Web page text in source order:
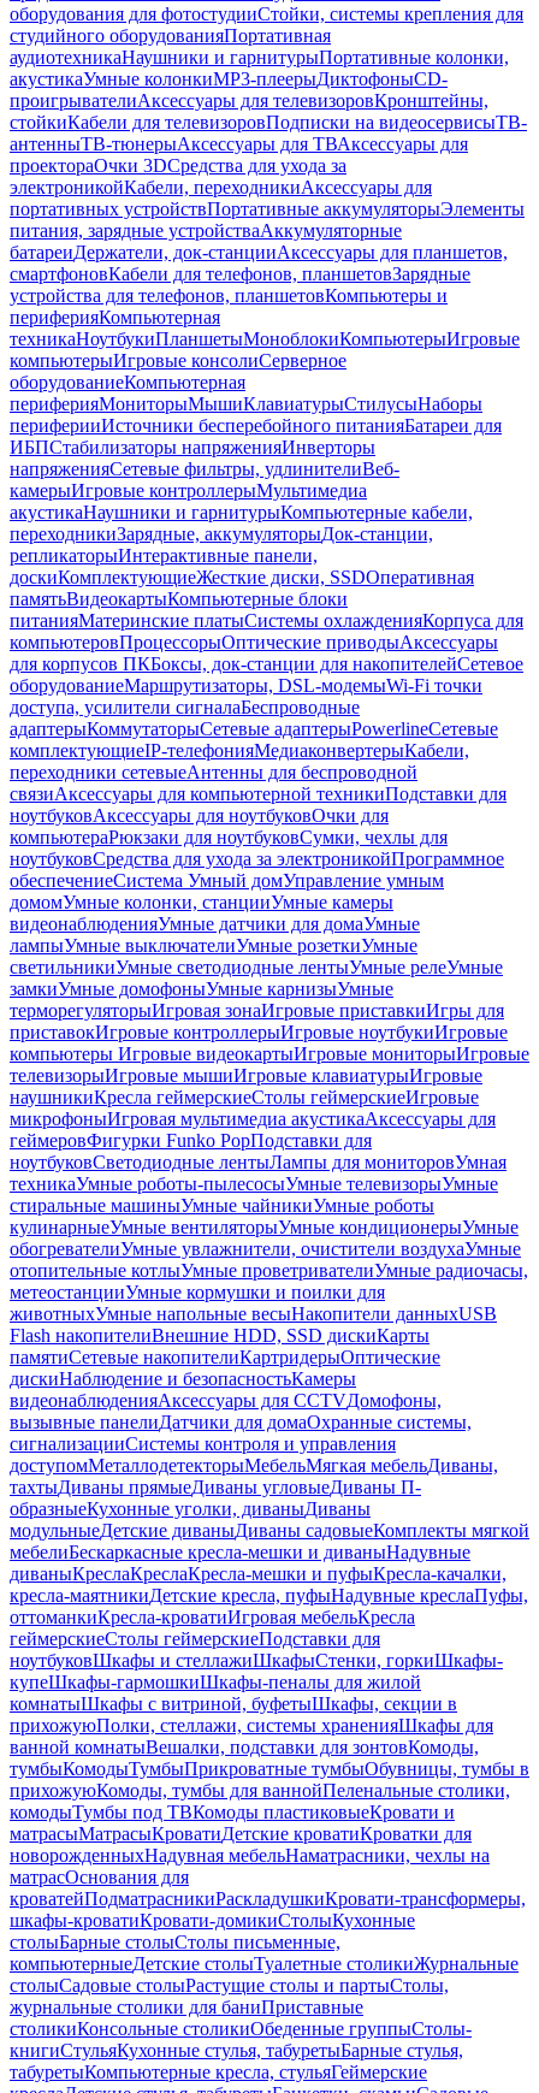
оборудования для фотостудииСтойки, системы крепления для
студийного оборудованияПортативная
аудиотехникаНаушники и гарнитурыПортативные колонки,
акустикаУмные колонкиMP3-плеерыДиктофоныCD-
проигрывателиАксессуары для телевизоровКронштейны,
стойкиКабели для телевизоровПодписки на видеосервисыТВ-
антенныТВ-тюнерыАксессуары для ТВАксессуары для
проектораОчки 3DСредства для ухода за
электроникойКабели, переходникиАксессуары для
портативных устройствПортативные аккумуляторыЭлементы
питания, зарядные устройстваАккумуляторные
батареиДержатели, док-станцииАксессуары для планшетов,
смартфоновКабели для телефонов, планшетовЗарядные
устройства для телефонов, планшетовКомпьютеры и
периферияКомпьютерная
техникаНоутбукиПланшетыМоноблокиКомпьютерыИгровые
компьютерыИгровые консолиСерверное
оборудованиеКомпьютерная
периферияМониторыМышиКлавиатурыСтилусыНаборы
периферииИсточники бесперебойного питанияБатареи для
ИБПСтабилизаторы напряженияИнверторы
напряженияСетевые фильтры, удлинителиВеб-
камерыИгровые контроллерыМультимедиа
акустикаНаушники и гарнитурыКомпьютерные кабели,
переходникиЗарядные, аккумуляторыДок-станции,
репликаторыИнтерактивные панели,
доскиКомплектующиеЖесткие диски, SSDОперативная
памятьВидеокартыКомпьютерные блоки
питанияМатеринские платыСистемы охлажденияКорпуса для
компьютеровПроцессорыОптические приводыАксессуары
для корпусов ПКБоксы, док-станции для накопителейСетевое
оборудованиеМаршрутизаторы, DSL-модемыWi-Fi точки
доступа, усилители сигналаБеспроводные
адаптерыКоммутаторыСетевые адаптерыPowerlineСетевые
комплектующиеIP-телефонияМедиаконвертерыКабели,
переходники сетевыеАнтенны для беспроводной
связиАксессуары для компьютерной техникиПодставки для
ноутбуковАксессуары для ноутбуковОчки для
компьютераРюкзаки для ноутбуковСумки, чехлы для
ноутбуковСредства для ухода за электроникойПрограммное
обеспечениеСистема Умный домУправление умным
домомУмные колонки, станцииУмные камеры
видеонаблюденияУмные датчики для домаУмные
лампыУмные выключателиУмные розеткиУмные
светильникиУмные светодиодные лентыУмные релеУмные
замкиУмные домофоныУмные карнизыУмные
терморегуляторыИгровая зонаИгровые приставкиИгры для
приставокИгровые контроллерыИгровые ноутбукиИгровые
компьютеры Игровые видеокартыИгровые мониторыИгровые
телевизорыИгровые мышиИгровые клавиатурыИгровые
наушникиКресла геймерскиеСтолы геймерскиеИгровые
микрофоныИгровая мультимедиа акустикаАксессуары для
геймеровФигурки Funko PopПодставки для
ноутбуковСветодиодные лентыЛампы для мониторовУмная
техникаУмные роботы-пылесосыУмные телевизорыУмные
стиральные машиныУмные чайникиУмные роботы
кулинарныеУмные вентиляторыУмные кондиционерыУмные
обогревателиУмные увлажнители, очистители воздухаУмные
отопительные котлыУмные проветривателиУмные радиочасы,
метеостанцииУмные кормушки и поилки для
животныхУмные напольные весыНакопители данныхUSB
Flash накопителиВнешние HDD, SSD дискиКарты
памятиСетевые накопителиКартридерыОптические
дискиНаблюдение и безопасностьКамеры
видеонаблюденияАксессуары для CCTVДомофоны,
вызывные панелиДатчики для домаОхранные системы,
сигнализацииСистемы контроля и управления
доступомМеталлодетекторыМебельМягкая мебельДиваны,
тахтыДиваны прямыеДиваны угловыеДиваны П-
образныеКухонные уголки, диваныДиваны
модульныеДетские диваныДиваны садовыеКомплекты мягкой
мебелиБескаркасные кресла-мешки и диваныНадувные
диваныКреслаКреслаКресла-мешки и пуфыКресла-качалки,
кресла-маятникиДетские кресла, пуфыНадувные креслаПуфы,
оттоманкиКресла-кроватиИгровая мебельКресла
геймерскиеСтолы геймерскиеПодставки для
ноутбуковШкафы и стеллажиШкафыСтенки, горкиШкафы-
купеШкафы-гармошкиШкафы-пеналы для жилой
комнатыШкафы с витриной, буфетыШкафы, секции в
прихожуюПолки, стеллажи, системы храненияШкафы для
ванной комнатыВешалки, подставки для зонтовКомоды,
тумбыКомодыТумбыПрикроватные тумбыОбувницы, тумбы в
прихожуюКомоды, тумбы для ваннойПеленальные столики,
комодыТумбы под ТВКомоды пластиковыеКровати и
матрасыМатрасыКроватиДетские кроватиКроватки для
новорожденныхНадувная мебельНаматрасники, чехлы на
матрасОснования для
кроватейПодматрасникиРаскладушкиКровати-трансформеры,
шкафы-кроватиКровати-домикиСтолыКухонные
столыБарные столыСтолы письменные,
компьютерныеДетские столыТуалетные столикиЖурнальные
столыСадовые столыРастущие столы и партыСтолы,
журнальные столики для баниПриставные
столикиКонсольные столикиОбеденные группыСтолы-
книгиСтульяКухонные стулья, табуретыБарные стулья,
табуретыКомпьютерные кресла, стульяГеймерские